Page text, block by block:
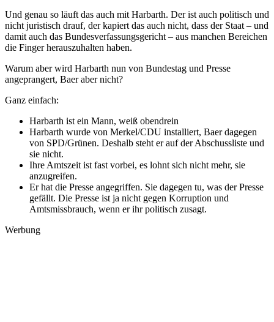
Und genau so läuft das auch mit Harbarth. Der ist auch politisch und
nicht juristisch drauf, der kapiert das auch nicht, dass der Staat – und
damit auch das Bundesverfassungsgericht – aus manchen Bereichen
die Finger herauszuhalten haben.
Warum aber wird Harbarth nun von Bundestag und Presse
angeprangert, Baer aber nicht?
Ganz einfach:
Harbarth ist ein Mann, weiß obendrein
Harbarth wurde von Merkel/CDU installiert, Baer dagegen
von SPD/Grünen. Deshalb steht er auf der Abschussliste und
sie nicht.
Ihre Amtszeit ist fast vorbei, es lohnt sich nicht mehr, sie
anzugreifen.
Er hat die Presse angegriffen. Sie dagegen tu, was der Presse
gefällt. Die Presse ist ja nicht gegen Korruption und
Amtsmissbrauch, wenn er ihr politisch zusagt.
Werbung